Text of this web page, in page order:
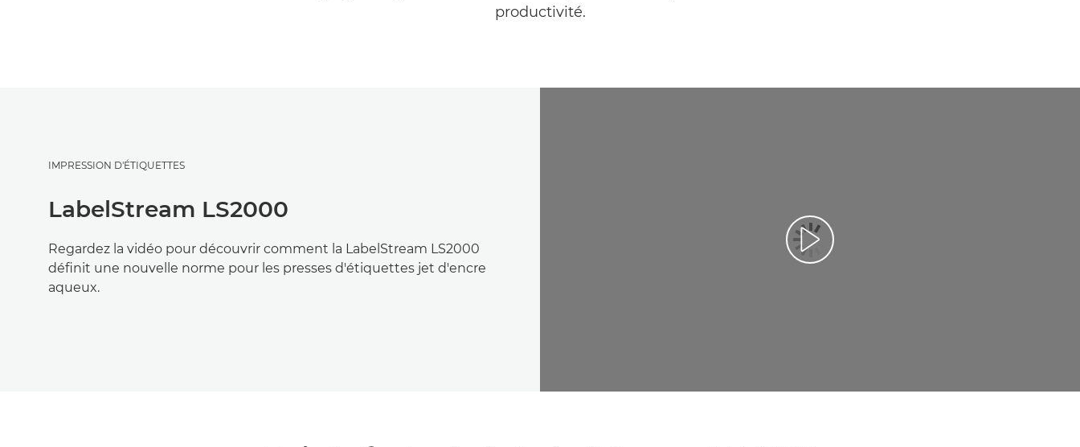
productivité.
IMPRESSION D'ÉTIQUETTES
LabelStream LS2000
Regardez la vidéo pour découvrir comment la LabelStream LS2000
définit une nouvelle norme pour les presses d'étiquettes jet d'encre
aqueux.